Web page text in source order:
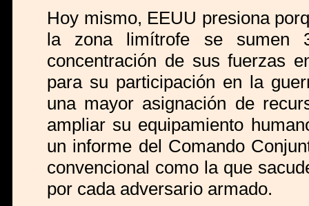
Hoy mismo, EEUU presiona
la zona limítrofe se sumen
concentración de sus fuerzas
para su participación en la
una mayor asignación de
ampliar su equipamiento
un informe del Comando
convencional como la que
por cada adversario armado.